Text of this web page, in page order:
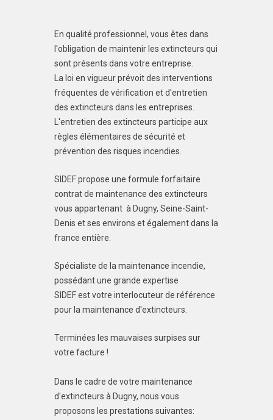
En qualité professionnel, vous êtes dans
l'obligation de maintenir les extincteurs qui
sont présents dans votre entreprise.
La loi en vigueur prévoit des interventions
fréquentes de vérification et d'entretien
des extincteurs dans les entreprises.
L'entretien des extincteurs participe aux
règles élémentaires de sécurité et
prévention des risques incendies.
SIDEF propose une formule forfaitaire
contrat de maintenance des extincteurs
vous appartenant à Dugny, Seine-Saint-
Denis et ses environs et également dans la
france entière.
Spécialiste de la maintenance incendie,
possédant une grande expertise
SIDEF est votre interlocuteur de référence
pour la maintenance d'extincteurs.
Terminées les mauvaises surpises sur
votre facture !
Dans le cadre de votre maintenance
d'extincteurs à Dugny, nous vous
proposons les prestations suivantes: